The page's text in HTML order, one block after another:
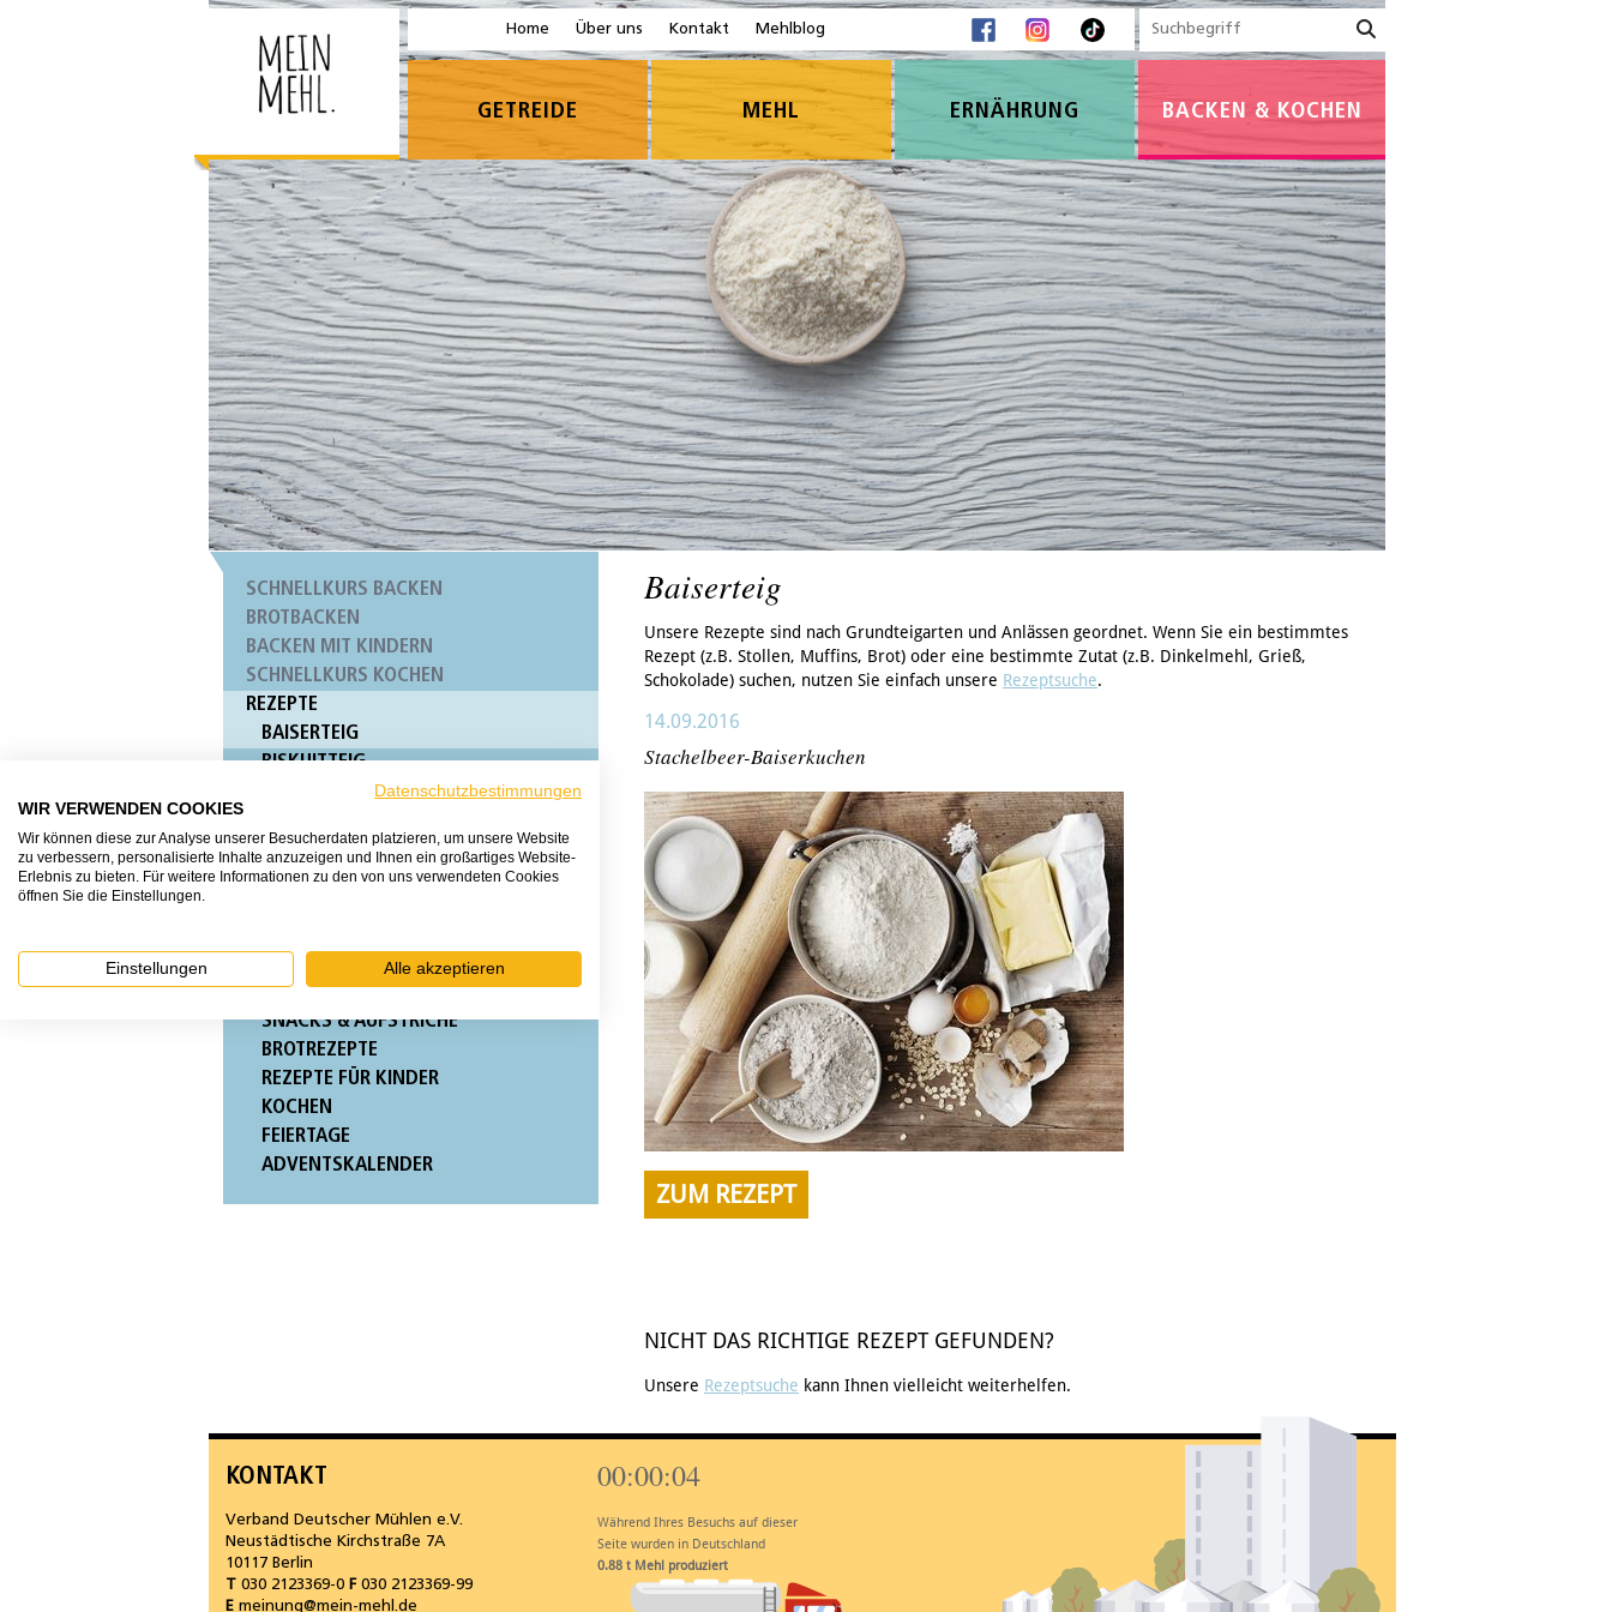
Home Über uns Kontakt Mehlblog
GETREIDE MEHL ERNÄHRUNG BACKEN & KOCHEN
SCHNELLKURS BACKEN
BROTBACKEN
BACKEN MIT KINDERN
SCHNELLKURS KOCHEN
REZEPTE
BAISERTEIG
BISKUITTEIG
HEFETEIG HERZHAFT
MÜRBETEIG
QUARK-ÖL-TEIG
FRÜHSTÜCK & BRUNCH
SNACKS & AUFSTRICHE
BROTREZEPTE
REZEPTE FÜR KINDER
KOCHEN
FEIERTAGE
ADVENTSKALENDER
Baiserteig
Unsere Rezepte sind nach Grundteigarten und Anlässen geordnet. Wenn Sie ein bestimmtes
Rezept (z.B. Stollen, Muffins, Brot) oder eine bestimmte Zutat (z.B. Dinkelmehl, Grieß,
Schokolade) suchen, nutzen Sie einfach unsere Rezeptsuche.
14.09.2016
Stachelbeer-Baiserkuchen
ZUM REZEPT
NICHT DAS RICHTIGE REZEPT GEFUNDEN?
Unsere Rezeptsuche kann Ihnen vielleicht weiterhelfen.
KONTAKT
Verband Deutscher Mühlen e.V.
Neustädtische Kirchstraße 7A
10117 Berlin
T 030 2123369-0 F030 2123369-99
E meinung@mein-mehl.de
00:00:05
Während Ihres Besuchs auf dieser
Seite wurden in Deutschland
1.10 t Mehl produziert
Datenschutzbestimmungen
WIR VERWENDEN COOKIES
Wir können diese zur Analyse unserer Besucherdaten platzieren, um unsere Website
zu verbessern, personalisierte Inhalte anzuzeigen und Ihnen ein großartiges Website-
Erlebnis zu bieten. Für weitere Informationen zu den von uns verwendeten Cookies
öffnen Sie die Einstellungen.
Einstellungen Alle akzeptieren